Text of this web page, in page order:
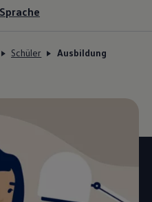
Schüler Ausbildung